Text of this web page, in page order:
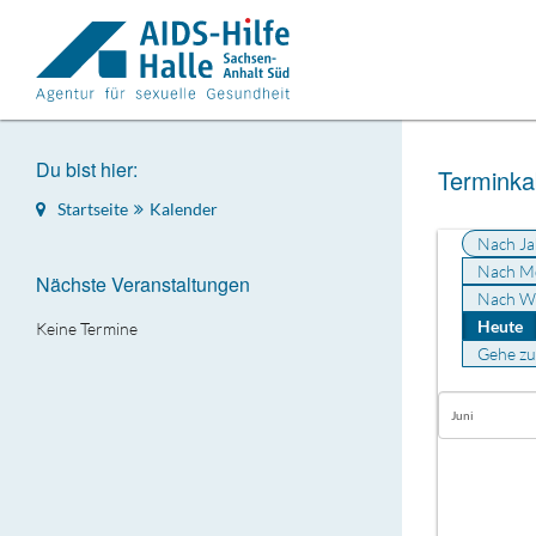
Nach
Nach
Nach
Heute
Gehe
Du bist hier:
Startseite Kalender
Nächste Veranstaltungen
Keine Termine